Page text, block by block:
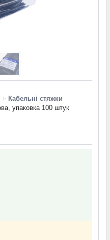
> Кабельні стяжки
упаковка 100 штук